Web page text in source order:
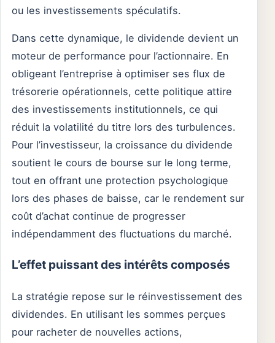
ou les investissements spéculatifs.
Dans cette dynamique, le dividende devient un
moteur de performance pour l’actionnaire. En
obligeant l’entreprise à optimiser ses flux de
trésorerie opérationnels, cette politique attire
des investissements institutionnels, ce qui
réduit la volatilité du titre lors des turbulences.
Pour l’investisseur, la croissance du dividende
soutient le cours de bourse sur le long terme,
tout en offrant une protection psychologique
lors des phases de baisse, car le rendement sur
coût d’achat continue de progresser
indépendamment des fluctuations du marché.
L’effet puissant des intérêts composés
La stratégie repose sur le réinvestissement des
dividendes. En utilisant les sommes perçues
pour racheter de nouvelles actions,